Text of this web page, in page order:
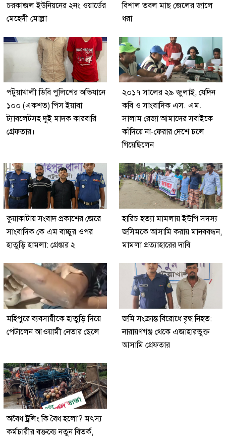
চরকাজল ইউনিয়নের ২নং ওয়ার্ডের
মেহেদী মোল্লা
বিশাল তবল মাছ জেলের জালে
ধরা
পটুয়াখালী ডিবি পুলিশের অভিযানে
১০০ (একশত) পিস ইয়াবা
ট্যাবলেটসহ দুই মাদক কারবারি
গ্রেফতার।
২০১৭ সালের ২৯ জুলাই, যেদিন
কবি ও সাংবাদিক এস. এম.
সালাম রেজা আমাদের সবাইকে
কাঁদিয়ে না-ফেরার দেশে চলে
গিয়েছিলেন
কুয়াকাটায় সংবাদ প্রকাশের জেরে
সাংবাদিক কে এম বাচ্চুর ওপর
হাতুড়ি হামলা: গ্রেপ্তার ২
হারিচ হত্যা মামলায় ইউপি সদস্য
জসিমকে আসামি করায় মানববন্ধন,
মামলা প্রত্যাহারের দাবি
মহিপুরে ব্যবসায়ীকে হাতুড়ি দিয়ে
পেটালেন আওয়ামী নেতার ছেলে
জমি সংক্রান্ত বিরোধে বৃদ্ধ নিহত:
নারায়ণগঞ্জ থেকে এজাহারভুক্ত
আসামি গ্রেফতার
অবৈধ ট্রলিং কি বৈধ হলো? মৎস্য
কর্মচারীর বক্তব্যে নতুন বিতর্ক,